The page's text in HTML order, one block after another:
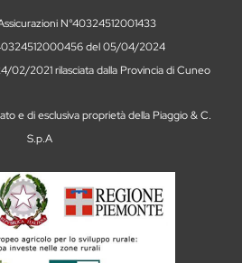
N°40324512001433
del 05/04/2024
02/2021 rilasciata dalla Provincia di Cuneo
e di esclusiva proprietà della Piaggio & C.
S.p.A